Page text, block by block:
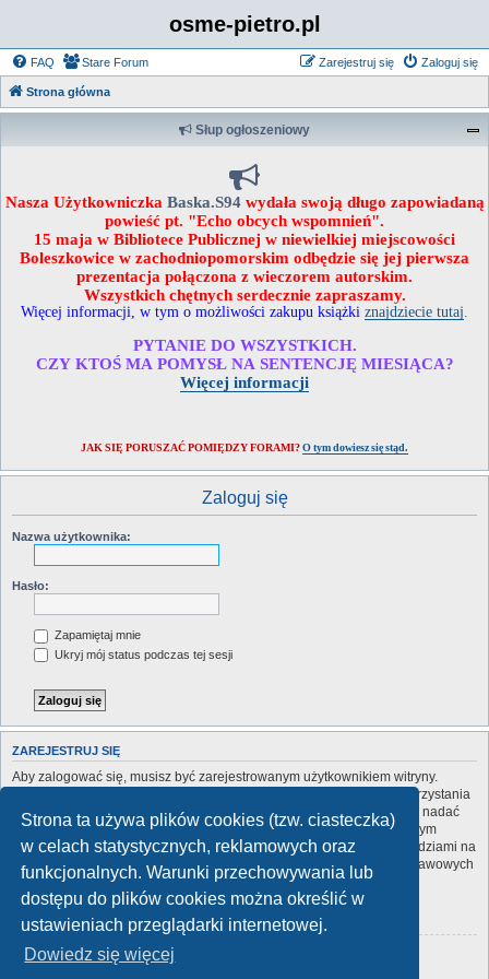
Strona ta używa plików cookies (tzw. ciasteczka)
w celach statystycznych, reklamowych oraz
funkcjonalnych. Warunki przechowywania lub
dostępu do plików cookies można określić w
ustawieniach przeglądarki internetowej.
Dowiedz się więcej
osme-pietro.pl
FAQ Zaloguj się
Zarejestruj się
Stare Forum
Strona główna
Słup ogłoszeniowy
Nasza Użytkowniczka Baska.S94 wydała swoją długo zapowiadaną
powieść pt. "Echo obcych wspomnień".
15 maja w Bibliotece Publicznej w niewielkiej miejscowości
Boleszkowice w zachodniopomorskim odbędzie się jej pierwsza
prezentacja połączona z wieczorem autorskim.
Wszystkich chętnych serdecznie zapraszamy.
Więcej informacji, w tym o możliwości zakupu książki znajdziecie tutaj
PYTANIE DO WSZYSTKICH.
CZY KTOŚ MA POMYSŁ NA SENTENCJĘ MIESIĄCA?
Więcej informacji
JAK SIĘ PORUSZAĆ POMIĘDZY FORAMI? O tym dowiesz się stąd.
Zaloguj się
Nazwa użytkownika:
Hasło:
Zapamiętaj mnie
Ukryj mój status podczas tej sesji
ZAREJESTRUJ SIĘ
Aby zalogować się, musisz być zarejestrowanym użytkownikiem witryny.
Rejestracja zajmuje tylko chwilę, a znacznie zwiększa możliwości korzystania
z witryny. Administrator witryny może zarejestrowanym użytkownikom nadać
wiele dodatkowych uprawnień. Przed rejestracją zapoznaj się z naszym
regulaminem, zasadami ochrony danych osobowych oraz z odpowiedziami na
często zadawane pytania (FAQ), gdzie jest wyjaśnionych wiele podstawowych
zagadnień dotyczących funkcjonowania witryny.
Regulamin
Zasady ochrony danych osobowych
Zarejestruj się